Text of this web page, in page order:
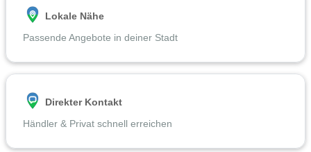
Lokale Nähe
Passende Angebote in deiner Stadt
Direkter Kontakt
Händler & Privat schnell erreichen